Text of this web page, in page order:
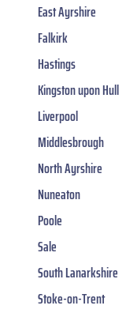
East Ayrshire
Falkirk
Hastings
Kingston upon Hull
Liverpool
Middlesbrough
North Ayrshire
Nuneaton
Poole
Sale
South Lanarkshire
Stoke-on-Trent